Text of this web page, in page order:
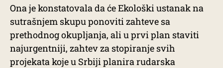
Ona je konstatovala da će Ekološki ustanak na
sutrašnjem skupu ponoviti zahteve sa
prethodnog okupljanja, ali u prvi plan staviti
najurgentniji, zahtev za stopiranje svih
projekata koje u Srbiji planira rudarska